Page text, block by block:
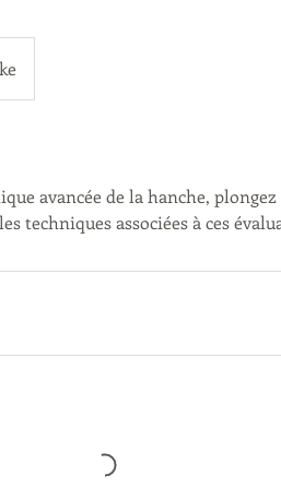
avancée de la hanche,
techniques associées à ces